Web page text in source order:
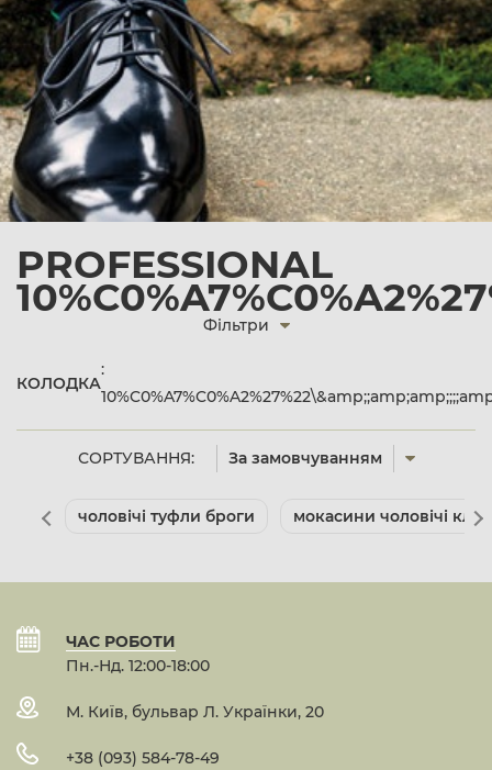
PROFESSIONAL
СОРТУВАННЯ: За замовчуванням
Фільтри
КОЛОДКА
:
чоловічі туфли броги мокасини чоловічі
ЧАС РОБОТИ
Пн.-Нд. 12:00-18:00
М. Київ, бульвар Л. Українки, 20
+38 (093) 584-78-49